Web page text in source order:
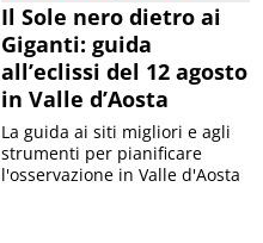
Il Sole nero dietro ai
Giganti: guida
all’eclissi del 12 agosto
in Valle d’Aosta
La guida ai siti migliori e agli
strumenti per pianificare
l'osservazione in Valle d'Aosta